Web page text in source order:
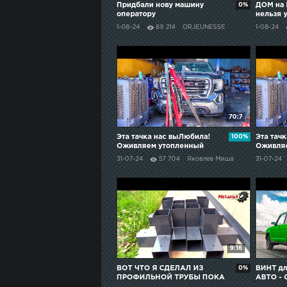
Придбали нову машину
оператору
1-08-24 89 214 ORJEUNESSE
0%
ДОМ на
нельзя
ПЕЧЬ
1-08-24
70:7
Эта тачка нас выЛюбила!
Оживляем утопленный
пикап!
31-07-24 57 704 Яковлев Миша
100%
Эта
пикап!
31-07-24
9:16
ВОТ ЧТО Я СДЕЛАЛ ИЗ
ПРОФИЛЬНОЙ ТРУБЫ ПОКА
0%
ВИНТ
АВТО -